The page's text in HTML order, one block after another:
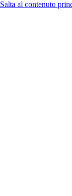
Salta al contenuto